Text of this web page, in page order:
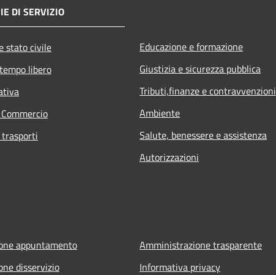
DI SERVIZIO
stato civile
libero
Educazione e formazione
Giustizia e sicurezza pubblica
Tributi,finanze e contravvenzioni
Ambiente
Salute, benessere e assistenza
Autorizzazioni
appuntamento
disservizio
Amministrazione trasparente
Informativa privacy